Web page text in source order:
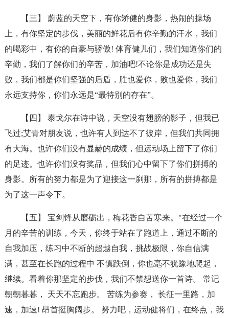
【三】 蔚蓝的天空下，有你矫健的身影，热闹的操场
上，有你坚定的步伐，美丽的鲜花后有你辛勤的汗水，我们
的喝彩中，有你的自豪与骄傲! 体育健儿们，我们知道你们的
辛勤，我们了解你们的辛苦，加油吧!不论你是成功还是失
败，我们都是你们坚强的后盾，胜也爱你，败也爱你，我们
永远支持你，你们永远是“最特别的存在”。
【四】 泰戈尔在诗中说，天空没有翅膀的影子，但我已
飞过;艾青对朋友说，也许有人到达不了彼岸，但我们共同拥
有大海。也许你们没有显赫的成绩，但运动场上留下了你们
的足迹。也许你们没有奖品，但我们心中留下了你们拼搏的
身影。所有的努力都是为了迎接这一刹那，所有的拼搏都是
为了这一声令下。
【五】 宝剑锋从磨砺出，梅花香自苦寒来。"在经过一个
月的辛苦的训练，今天，你终于站在了跑道上，通过不断的
自我加压，练习中不断的超越自我，挑战极限，你自信满
满，甚至在长跑的过程中 不慎跌倒，你也毫不犹豫地爬起，
继续。看着你那坚定的步伐，我们不禁想送你一首诗。 常记
朝朝暮暮， 天天不忘跑步。 苦练为参赛， 长征一里路，加
速，加速! 昂首挺胸阔步。 努力吧，运动健将们，在终点，我